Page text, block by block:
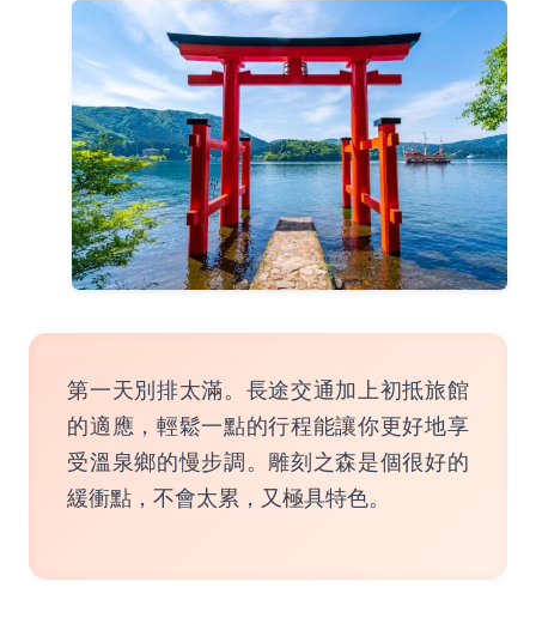
第一天別排太滿。長途交通加上初抵旅館
的適應，輕鬆一點的行程能讓你更好地享
受溫泉鄉的慢步調。雕刻之森是個很好的
緩衝點，不會太累，又極具特色。